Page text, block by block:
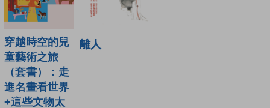
穿越時空的兒
童藝術之旅
（套書）：走
進名畫看世界
+這些文物太
離人